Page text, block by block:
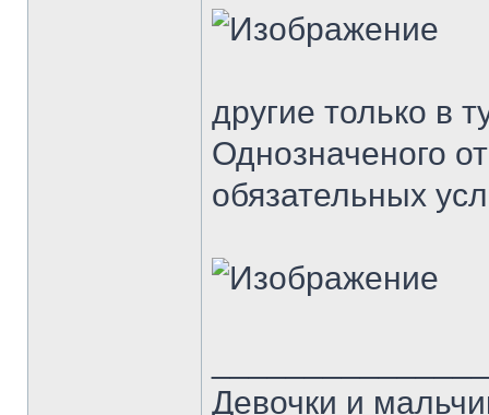
другие только в
Однозначеного
обязательных
Девочки и